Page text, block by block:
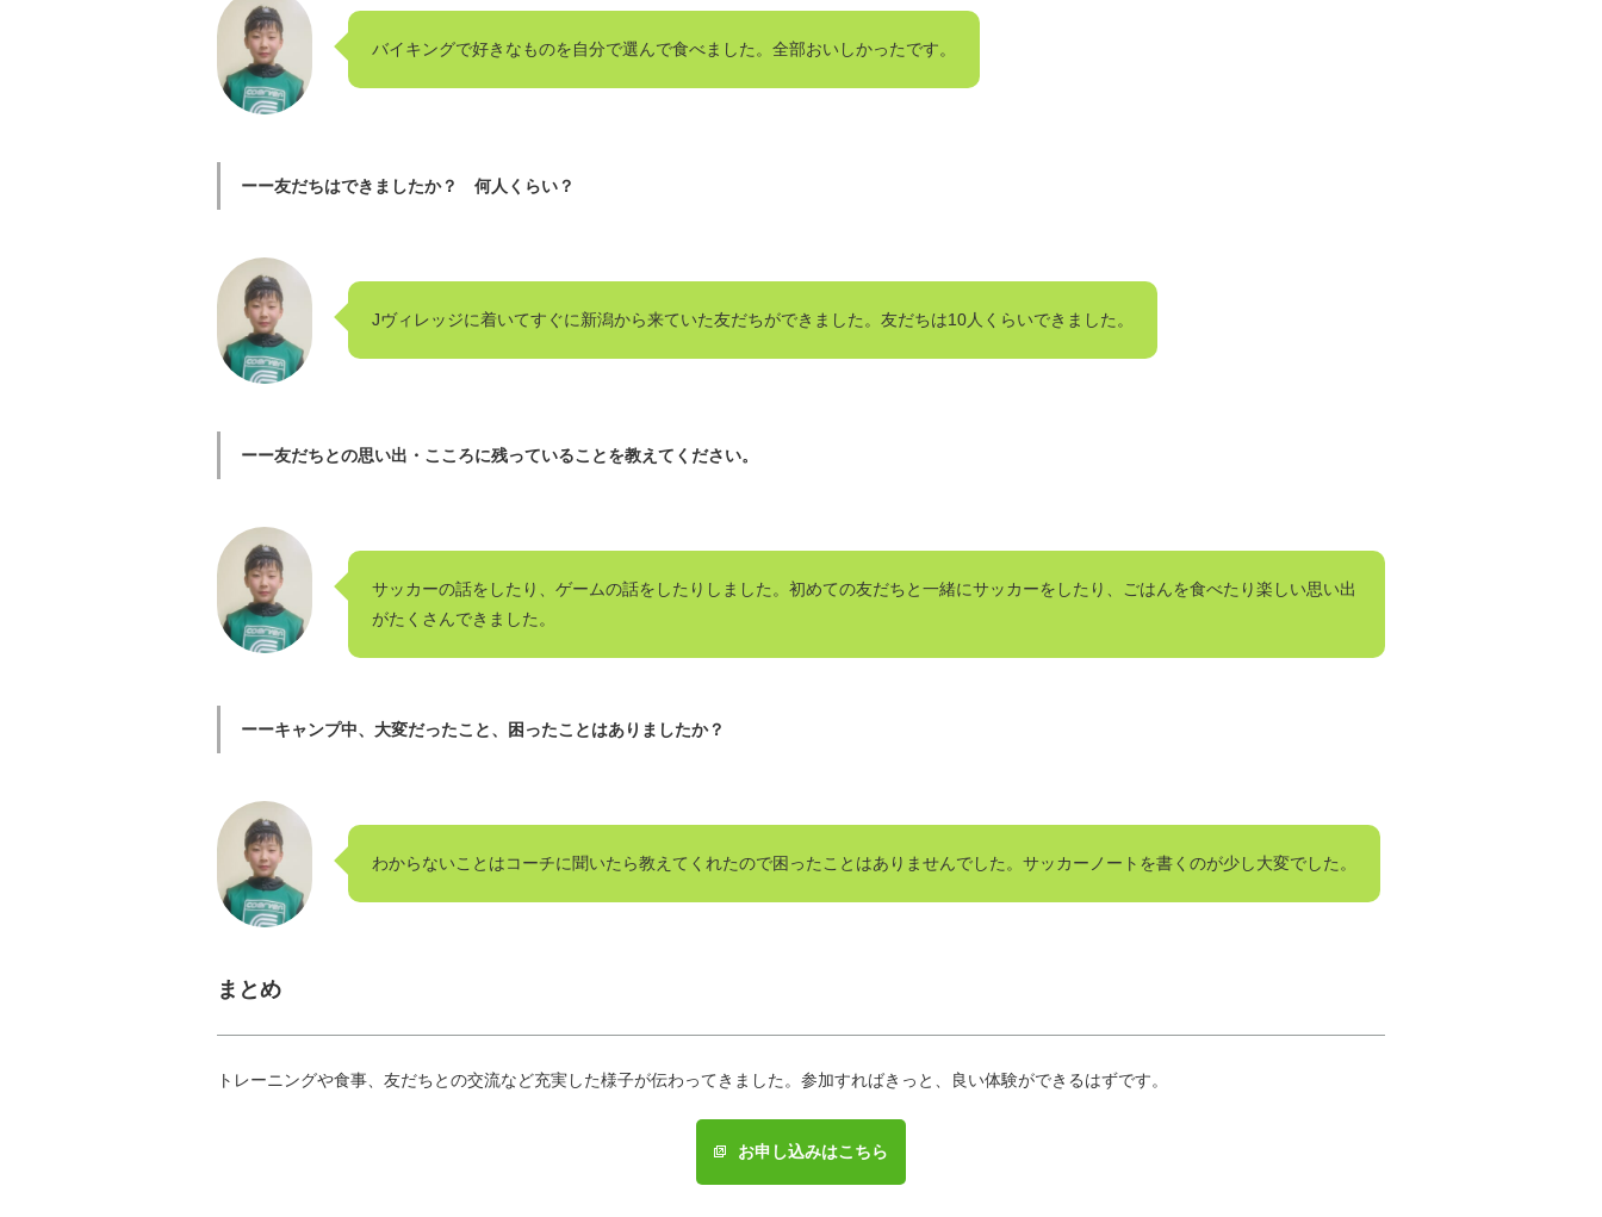
バイキングで好きなものを自分で選んで食べました。全部おいしかったです。
ーー友だちはできましたか？ 何人くらい？
Jヴィレッジに着いてすぐに新潟から来ていた友だちができました。友だちは10人くらいできました。
ーー友だちとの思い出・こころに残っていることを教えてください。
サッカーの話をしたり、ゲームの話をしたりしました。初めての友だちと一緒にサッカーをしたり、ごはんを食べたり楽しい思い出
がたくさんできました。
ーーキャンプ中、大変だったこと、困ったことはありましたか？
わからないことはコーチに聞いたら教えてくれたので困ったことはありませんでした。サッカーノートを書くのが少し大変でした。
まとめ
トレーニングや食事、友だちとの交流など充実した様子が伝わってきました。参加すればきっと、良い体験ができるはずです。
お申し込みはこちら